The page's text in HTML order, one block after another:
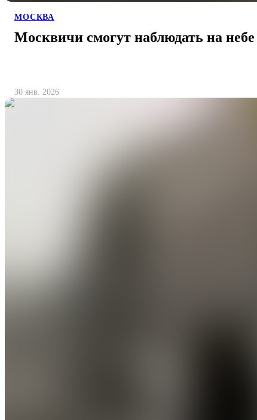
МОСКВА
Москвичи смогут наблюдать на небе
30 янв. 2026